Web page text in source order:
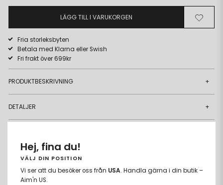
LÄGG TILL I VARUKORGEN
Lägg
till
Ta
bort
Fria storleksbyten
Betala med Klarna eller Swish
Fri frakt över 699kr
PRODUKTBESKRIVNING +
DETALJER +
LEVERANS & RETUR
Hej, fina du!
VÄLJ DIN POSITION
Vi ser att du besöker oss från USA. Handla gärna i din butik –
Aim'n US.